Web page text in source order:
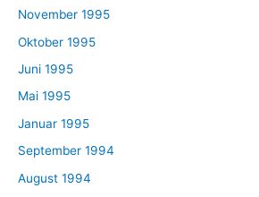
November 1995
Oktober 1995
Juni 1995
Mai 1995
Januar 1995
September 1994
August 1994